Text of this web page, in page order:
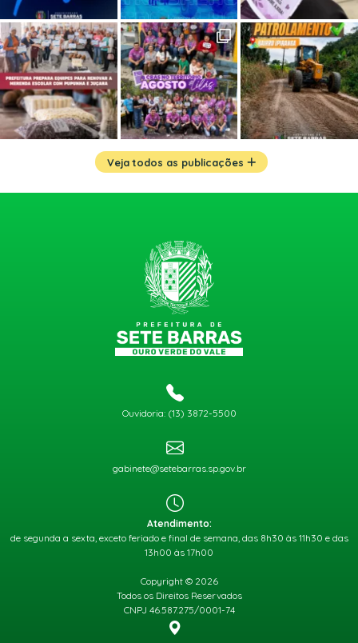
Veja todos as publicações
Ouvidoria: (13) 3872-5500
gabinete@setebarras.sp.gov.br
Atendimento:
de segunda a sexta, exceto feriado e final de semana, das 8h30 às 11h30 e das
13h00 às 17h00
Copyright © 2026
Todos os Direitos Reservados
CNPJ 46.587.275/0001-74